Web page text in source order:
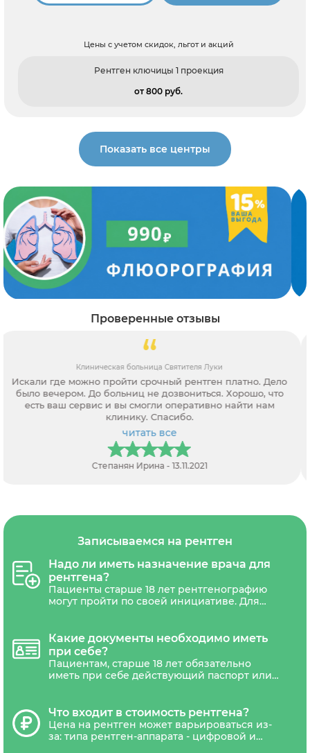
Цены с учетом скидок, льгот и акций
Рентген ключицы 1 проекция
от 800 pуб.
Показать все центры
Проверенные отзывы
Городская больница № 20
Ребенок получил на тренировке травму и понадобилось
сделать рентген. Поехали в районную травмпункт, а так
очередь часа на три. Пропускать никто не хочет. Скорая
помощь сказала ждать вызова тоже очень долго. Начали
звонить частным клиникам, а так требуют направление. В
итоге только через вас нашли возможность записаться.
Оператор все рассказала, как, где и какие документы
потребуются. Спасибо за помощь.
читать все
Ольга Резцова - 21.12.2021
Записываемся на рентген
Надо ли иметь назначение врача для
рентгена?
Пациенты старше 18 лет рентгенографию
могут пройти по своей инициативе. Для
назначение с печатью и подписью
лечащего врача.
Какие документы необходимо иметь
при себе?
Пациентам, старше 18 лет обязательно
иметь при себе действующий паспорт или
должны сопровождаться уполномоченным
представителем(один из родителей или
законный представитель ребенка).
Что входит в стоимость рентгена?
Цена на рентген может варьироваться из-
за: типа рентген-аппарата - цифровой и